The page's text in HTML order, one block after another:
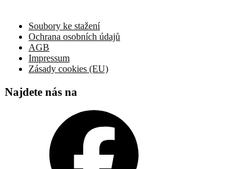
Soubory ke stažení
Ochrana osobních údajů
AGB
Impressum
Zásady cookies (EU)
Najdete nás na